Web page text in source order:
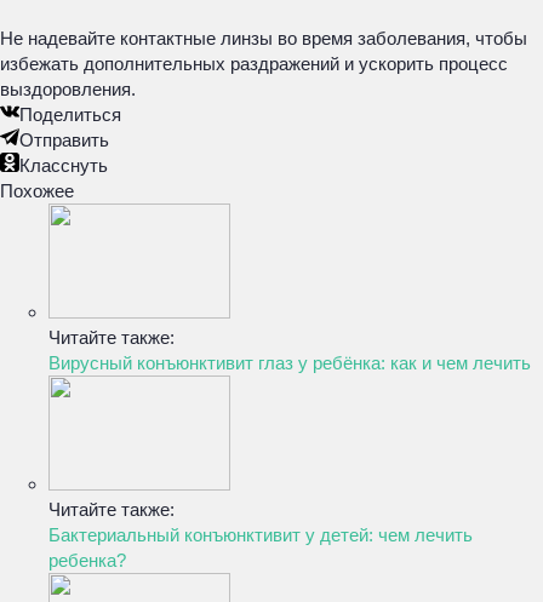
Не надевайте контактные линзы во время заболевания, чтобы
избежать дополнительных раздражений и ускорить процесс
выздоровления.
Поделиться
Отправить
Класснуть
Похожее
Читайте также:
Вирусный конъюнктивит глаз у ребёнка: как и чем лечить
Читайте также:
Бактериальный конъюнктивит у детей: чем лечить
ребенка?